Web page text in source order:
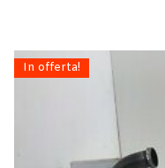
In offerta!